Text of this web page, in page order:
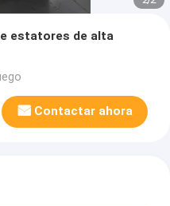
estatores de alta
Contactar ahora